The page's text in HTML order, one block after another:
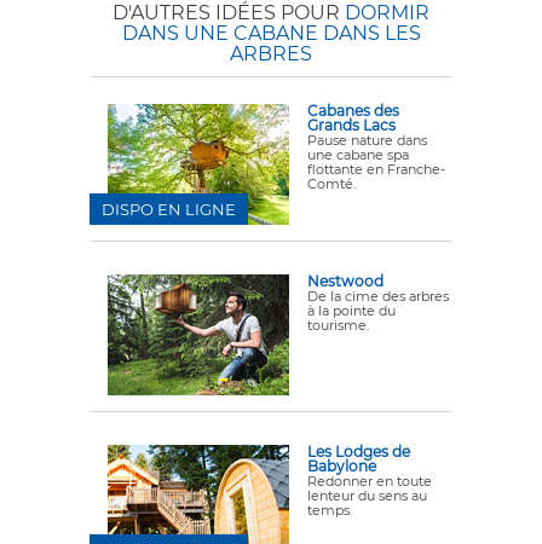
D'AUTRES IDÉES POUR DORMIR
DANS UNE CABANE DANS LES
ARBRES
Cabanes des
Grands Lacs
Pause nature dans
une cabane spa
flottante en Franche-
Comté.
DISPO EN LIGNE
Nestwood
De la cime des arbres
à la pointe du
tourisme.
Les Lodges de
Babylone
Redonner en toute
lenteur du sens au
temps.